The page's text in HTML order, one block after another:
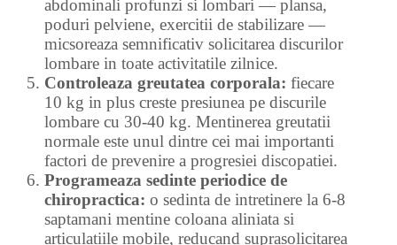
abdominali profunzi si lombari — plansa,
poduri pelviene, exercitii de stabilizare —
micsoreaza semnificativ solicitarea discurilor
lombare in toate activitatile zilnice.
Controleaza greutatea corporala: fiecare
10 kg in plus creste presiunea pe discurile
lombare cu 30-40 kg. Mentinerea greutatii
normale este unul dintre cei mai importanti
factori de prevenire a progresiei discopatiei.
Programeaza sedinte periodice de
chiropractica: o sedinta de intretinere la 6-8
saptamani mentine coloana aliniata si
articulatiile mobile, reducand suprasolicitarea